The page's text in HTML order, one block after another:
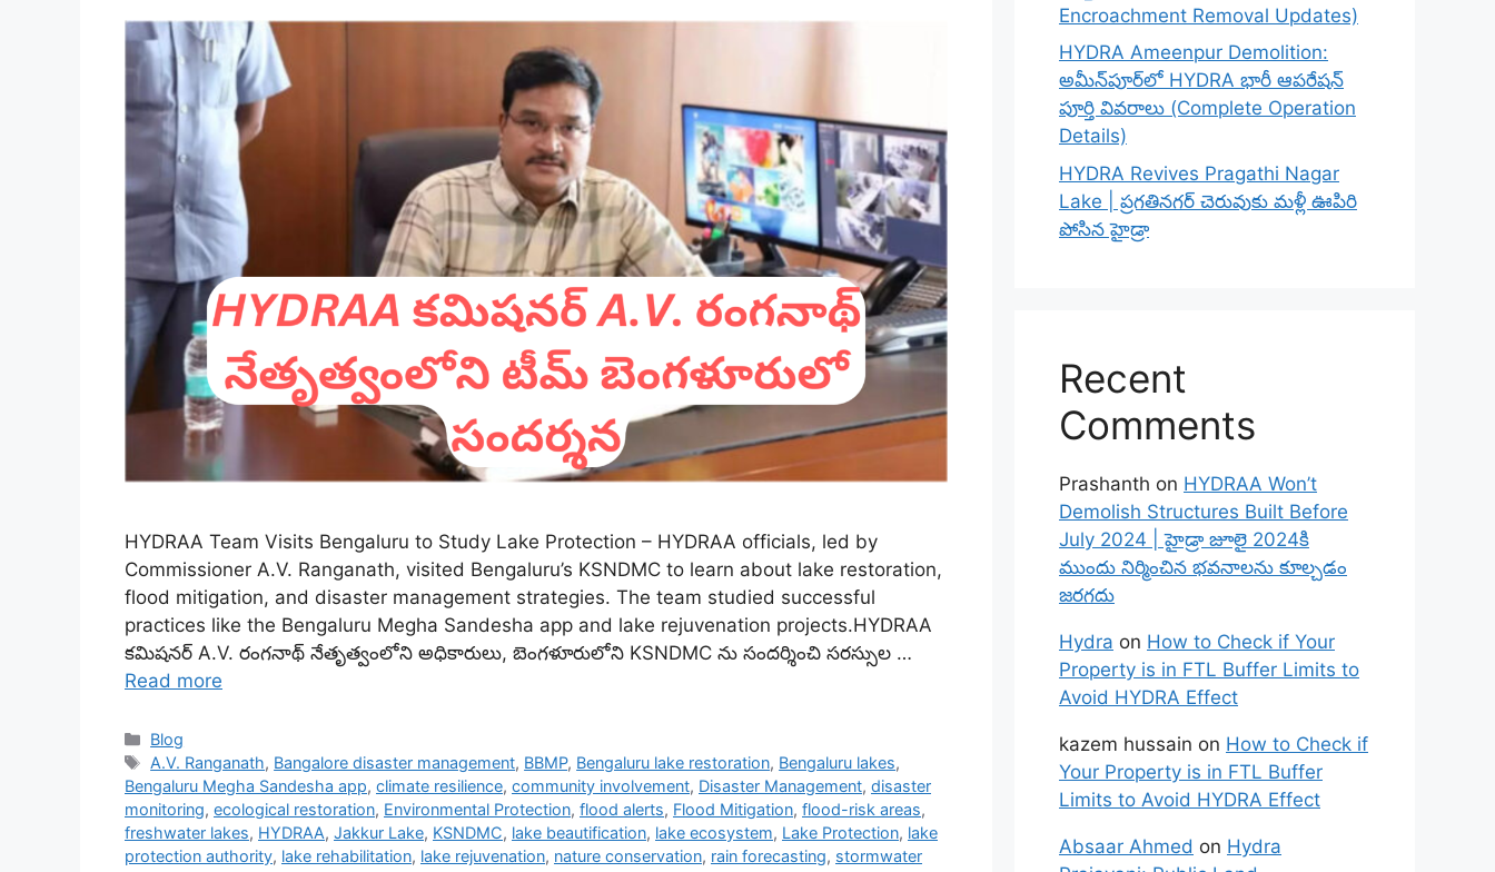
HYDRAA Team Visits Bengaluru to Study Lake Protection – HYDRAA officials, led by
Commissioner A.V. Ranganath, visited Bengaluru’s KSNDMC to learn about lake restoration,
flood mitigation, and disaster management strategies. The team studied successful
practices like the Bengaluru Megha Sandesha app and lake rejuvenation projects.HYDRAA
కమిషనర్ A.V. రంగనాథ్ నేతృత్వంలోని అధికారులు, బెంగళూరులోని KSNDMC ను సందర్శించి సరస్సుల …
Read more
Categories
Blog
Tags
A.V. Ranganath, Bangalore disaster management, BBMP, Bengaluru lake restoration, Bengaluru lakes,
Bengaluru Megha Sandesha app, climate resilience, community involvement, Disaster Management, disaster
monitoring, ecological restoration, Environmental Protection, flood alerts, Flood Mitigation, flood-risk areas,
freshwater lakes, HYDRAA, Jakkur Lake, KSNDMC, lake beautification, lake ecosystem, Lake Protection, lake
protection authority, lake rehabilitation, lake rejuvenation, nature conservation, rain forecasting, stormwater
Encroachment Removal Updates)
HYDRA Ameenpur Demolition:
అమీన్‌పూర్‌లో HYDRA భారీ ఆపరేషన్
పూర్తి వివరాలు (Complete Operation
Details)
HYDRA Revives Pragathi Nagar
Lake | ప్రగతినగర్ చెరువుకు మళ్లీ ఊపిరి
పోసిన హైడ్రా
Recent
Comments
Prashanth on HYDRAA Won’t
Demolish Structures Built Before
July 2024 | హైడ్రా జూలై 2024కి
ముందు నిర్మించిన భవనాలను కూల్చడం
జరగదు
Hydra on How to Check if Your
Property is in FTL Buffer Limits to
Avoid HYDRA Effect
kazem hussain on How to Check if
Your Property is in FTL Buffer
Limits to Avoid HYDRA Effect
Absaar Ahmed on Hydra